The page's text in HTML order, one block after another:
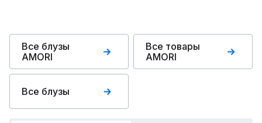
Все блузы
AMORI
Все товары
AMORI
Все блузы